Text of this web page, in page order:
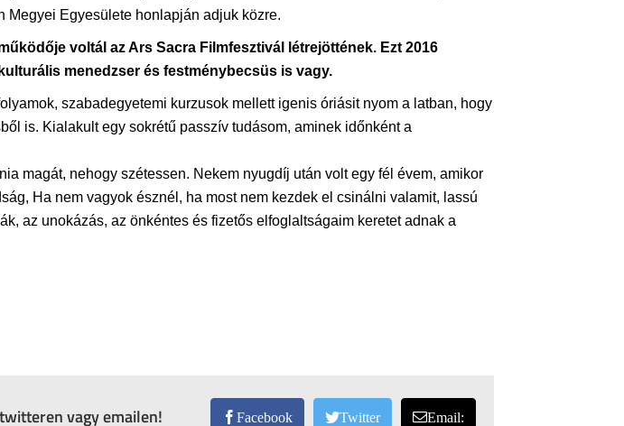
Megyei Egyesülete honlapján adjuk közre.
voltál az Ars Sacra Filmfesztivál létrejöttének. Ezt 2016
menedzser és festménybecsüs is vagy.
szabadegyetemi kurzusok mellett igenis óriásit nyom a latban, hogy
is. Kialakult egy sokrétű passzív tudásom, aminek időnként a
magát, nehogy szétessen. Nekem nyugdíj után volt egy fél évem, amikor
Ha nem vagyok észnél, ha most nem kezdek el csinálni valamit, lassú
az unokázás, az önkéntes és fizetős elfoglaltságaim keretet adnak a
vagy emailen! Facebook Twitter Email: